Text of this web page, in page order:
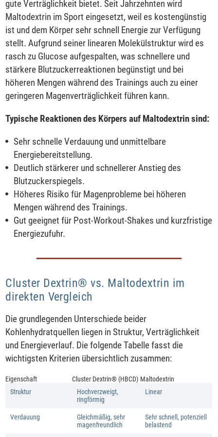
gute Verträglichkeit bietet. Seit Jahrzehnten wird
Maltodextrin im Sport eingesetzt, weil es kostengünstig
ist und dem Körper sehr schnell Energie zur Verfügung
stellt. Aufgrund seiner linearen Molekülstruktur wird es
rasch zu Glucose aufgespalten, was schnellere und
stärkere Blutzuckerreaktionen begünstigt und bei
höheren Mengen während des Trainings auch zu einer
geringeren Magenverträglichkeit führen kann.
Typische Reaktionen des Körpers auf Maltodextrin sind:
Sehr schnelle Verdauung und unmittelbare
Energiebereitstellung.
Deutlich stärkerer und schnellerer Anstieg des
Blutzuckerspiegels.
Höheres Risiko für Magenprobleme bei höheren
Mengen während des Trainings.
Gut geeignet für Post-Workout-Shakes und kurzfristige
Energiezufuhr.
Cluster Dextrin® vs. Maltodextrin im
direkten Vergleich
Die grundlegenden Unterschiede beider
Kohlenhydratquellen liegen in Struktur, Verträglichkeit
und Energieverlauf. Die folgende Tabelle fasst die
wichtigsten Kriterien übersichtlich zusammen:
Eigenschaft Cluster Dextrin® (HBCD) Maltodextrin
Struktur
Hochverzweigt,
ringförmig
Linear
Verdauung
Gleichmäßig, sehr
magenfreundlich
Sehr schnell, potenziell
belastend